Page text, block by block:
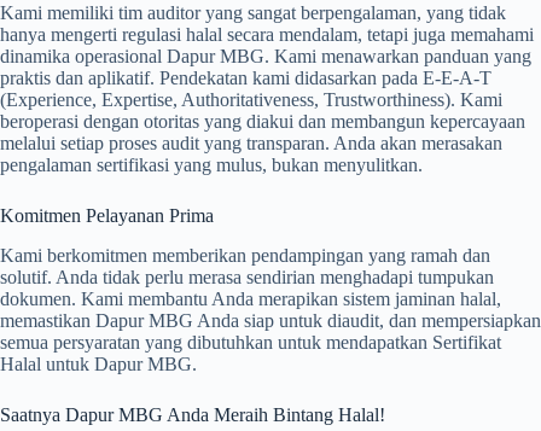
Kami memiliki tim auditor yang sangat berpengalaman, yang tidak
hanya mengerti regulasi halal secara mendalam, tetapi juga memahami
dinamika operasional Dapur MBG. Kami menawarkan panduan yang
praktis dan aplikatif. Pendekatan kami didasarkan pada E-E-A-T
(Experience, Expertise, Authoritativeness, Trustworthiness). Kami
beroperasi dengan otoritas yang diakui dan membangun kepercayaan
melalui setiap proses audit yang transparan. Anda akan merasakan
pengalaman sertifikasi yang mulus, bukan menyulitkan.
Komitmen Pelayanan Prima
Kami berkomitmen memberikan pendampingan yang ramah dan
solutif. Anda tidak perlu merasa sendirian menghadapi tumpukan
dokumen. Kami membantu Anda merapikan sistem jaminan halal,
memastikan Dapur MBG Anda siap untuk diaudit, dan mempersiapkan
semua persyaratan yang dibutuhkan untuk mendapatkan Sertifikat
Halal untuk Dapur MBG.
Saatnya Dapur MBG Anda Meraih Bintang Halal!